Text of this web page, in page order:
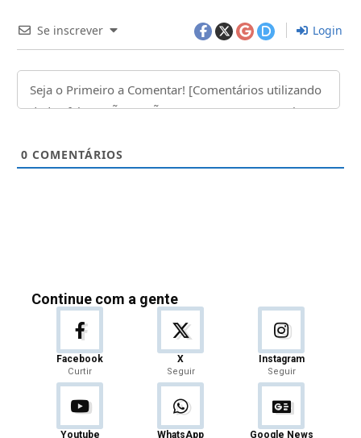
Se inscrever Login
0 COMENTÁRIOS
Continue com a gente
Facebook
Curtir
X
Seguir
Instagram
Seguir
Youtube WhatsApp Google News